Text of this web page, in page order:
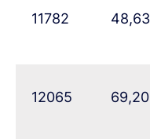
11782 48,63
12065 69,20